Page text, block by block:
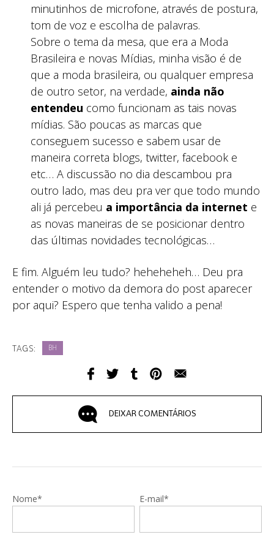
minutinhos de microfone, através de postura,
tom de voz e escolha de palavras.
Sobre o tema da mesa, que era a Moda
Brasileira e novas Mídias, minha visão é de
que a moda brasileira, ou qualquer empresa
de outro setor, na verdade, ainda não
entendeu como funcionam as tais novas
mídias. São poucas as marcas que
conseguem sucesso e sabem usar de
maneira correta blogs, twitter, facebook e
etc… A discussão no dia descambou pra
outro lado, mas deu pra ver que todo mundo
ali já percebeu a importância da internet e
as novas maneiras de se posicionar dentro
das últimas novidades tecnológicas…
E fim. Alguém leu tudo? heheheheh… Deu pra
entender o motivo da demora do post aparecer
por aqui? Espero que tenha valido a pena!
TAGS: BH
DEIXAR COMENTÁRIOS
Nome* E-mail*